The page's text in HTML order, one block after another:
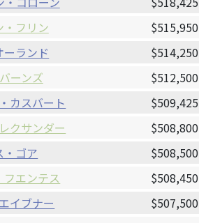
・フリン
$515,950
ランド
$514,250
ーンズ
$512,500
カスバート
$509,425
クサンダー
$508,800
・ゴア
$508,500
フエンテス
$508,450
イブナー
$507,500